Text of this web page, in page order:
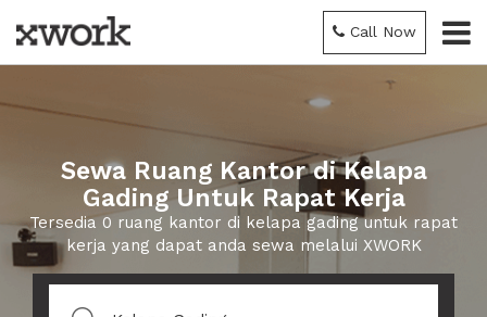
Call Now
Sewa Ruang Kantor di Kelapa
Gading Untuk Rapat Kerja
Tersedia 0 ruang kantor di kelapa gading untuk rapat
kerja yang dapat anda sewa melalui XWORK